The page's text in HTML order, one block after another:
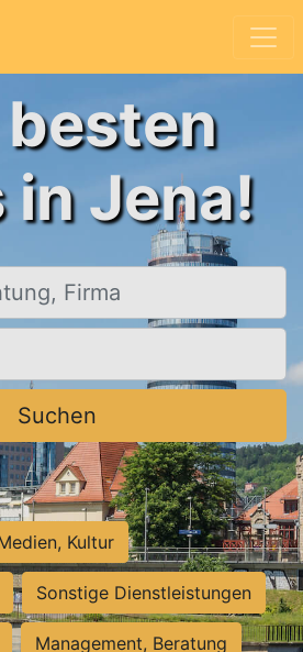
besten
in Jena!
Suchen
Kultur
Sonstige Dienstleistungen
Management, Beratung